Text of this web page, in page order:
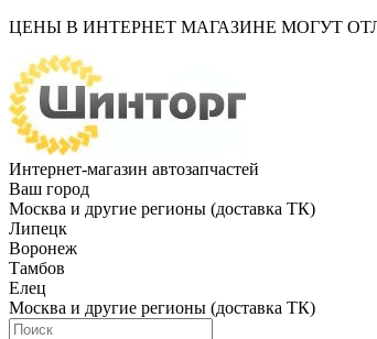
ЦЕНЫ В ИНТЕРНЕТ МАГАЗИНЕ МОГУТ
Интернет-магазин автозапчастей
Ваш город
Москва и другие регионы (доставка ТК)
Липецк
Воронеж
Тамбов
Елец
Москва и другие регионы (доставка ТК)